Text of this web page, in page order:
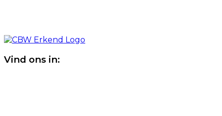
Vind ons in: